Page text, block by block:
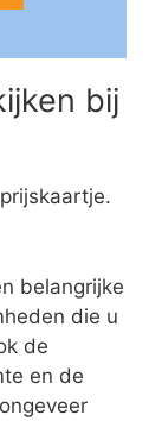
bij
belangrijke
die u
de
en de